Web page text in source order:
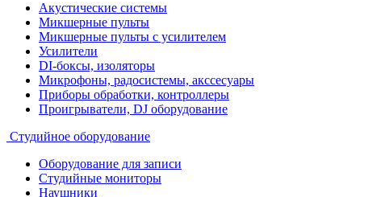
Акустические системы
Микшерные пульты
Микшерные пульты с усилителем
Усилители
DI-боксы, изоляторы
Микрофоны, радосистемы, акссесуары
Приборы обработки, контроллеры
Проигрыватели, DJ оборудование
Студийное оборудование
Оборудование для записи
Студийные мониторы
Наушники